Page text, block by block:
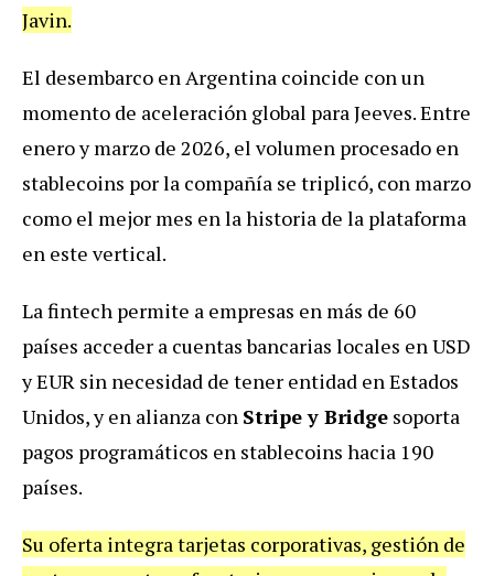
Javin.
El desembarco en Argentina coincide con un
momento de aceleración global para Jeeves. Entre
enero y marzo de 2026, el volumen procesado en
stablecoins por la compañía se triplicó, con marzo
como el mejor mes en la historia de la plataforma
en este vertical.
La fintech permite a empresas en más de 60
países acceder a cuentas bancarias locales en USD
y EUR sin necesidad de tener entidad en Estados
Unidos, y en alianza con Stripe y Bridge soporta
pagos programáticos en stablecoins hacia 190
países.
Su oferta integra tarjetas corporativas, gestión de